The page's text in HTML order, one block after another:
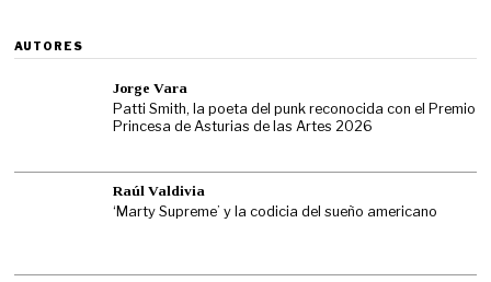
AUTORES
Jorge Vara
Patti Smith, la poeta del punk reconocida con el Premio
Princesa de Asturias de las Artes 2026
Raúl Valdivia
‘Marty Supreme’ y la codicia del sueño americano